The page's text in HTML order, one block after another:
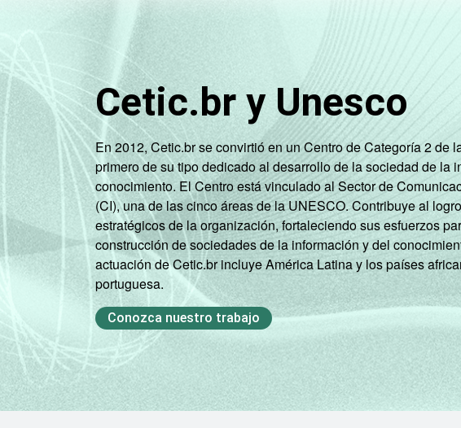
Cetic.br y Unesco
En 2012, Cetic.br se convirtió en un Centro de Categoría 2 de
primero de su tipo dedicado al desarrollo de la sociedad de la
conocimiento. El Centro está vinculado al Sector de
(CI), una de las cinco áreas de la UNESCO. Contribuye al
estratégicos de la organización, fortaleciendo sus esfuerzos
construcción de sociedades de la información y del
actuación de Cetic.br incluye América Latina y los países
portuguesa.
Conozca nuestro trabajo